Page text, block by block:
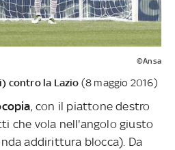
©Ansa
contro la Lazio (8 maggio 2016)
, con il piattone destro
che vola nell'angolo giusto
addirittura blocca). Da